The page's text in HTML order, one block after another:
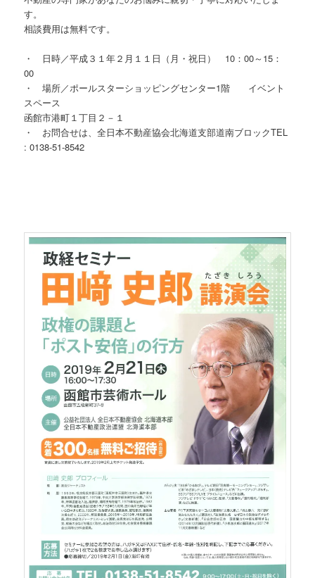
す。
相談費用は無料です。
・ 日時／平成３１年２月１１日（月・祝日） 10：00～15：
00
・ 場所／ポールスターショッピングセンター1階 イベント
スペース
函館市港町１丁目２－１
・ お問合せは、全日本不動産協会北海道支部道南ブロックTEL
: 0138-51-8542